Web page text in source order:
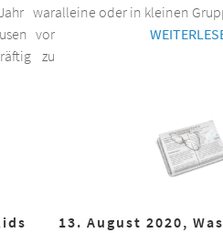
war
vor
zu
alleine oder in kleinen
13. August 2020,